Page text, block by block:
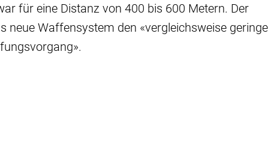
für eine Distanz von 400 bis 600 Metern. Der
neue Waffensystem den «vergleichsweise